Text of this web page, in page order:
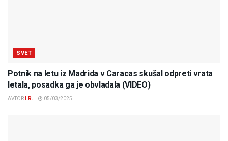
SVET
Potnik na letu iz Madrida v Caracas skušal odpreti vrata
letala, posadka ga je obvladala (VIDEO)
AVTOR I.R. 05/03/2025